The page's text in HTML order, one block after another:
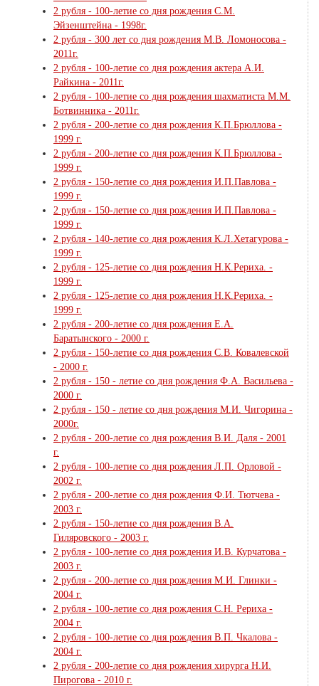
2 рубля - 100-летие со дня рождения С.М.
Эйзенштейна - 1998г.
2 рубля - 300 лет со дня рождения М.В. Ломоносова -
2011г.
2 рубля - 100-летие со дня рождения актера А.И.
Райкина - 2011г.
2 рубля - 100-летие со дня рождения шахматиста М.М.
Ботвинника - 2011г.
2 рубля - 200-летие со дня рождения К.П.Брюллова -
1999 г.
2 рубля - 200-летие со дня рождения К.П.Брюллова -
1999 г.
2 рубля - 150-летие со дня рождения И.П.Павлова -
1999 г.
2 рубля - 150-летие со дня рождения И.П.Павлова -
1999 г.
2 рубля - 140-летие со дня рождения К.Л.Хетагурова -
1999 г.
2 рубля - 125-летие со дня рождения Н.К.Рериха. -
1999 г.
2 рубля - 125-летие со дня рождения Н.К.Рериха. -
1999 г.
2 рубля - 200-летие со дня рождения Е.А.
Баратынского - 2000 г.
2 рубля - 150-летие со дня рождения С.В. Ковалевской
- 2000 г.
2 рубля - 150 - летие со дня рождения Ф.А. Васильева -
2000 г.
2 рубля - 150 - летие со дня рождения М.И. Чигорина -
2000г.
2 рубля - 200-летие со дня рождения В.И. Даля - 2001
г.
2 рубля - 100-летие со дня рождения Л.П. Орловой -
2002 г.
2 рубля - 200-летие со дня рождения Ф.И. Тютчева -
2003 г.
2 рубля - 150-летие со дня рождения В.А.
Гиляровского - 2003 г.
2 рубля - 100-летие со дня рождения И.В. Курчатова -
2003 г.
2 рубля - 200-летие со дня рождения М.И. Глинки -
2004 г.
2 рубля - 100-летие со дня рождения С.Н. Рериха -
2004 г.
2 рубля - 100-летие со дня рождения В.П. Чкалова -
2004 г.
2 рубля - 200-летие со дня рождения хирурга Н.И.
Пирогова - 2010 г.